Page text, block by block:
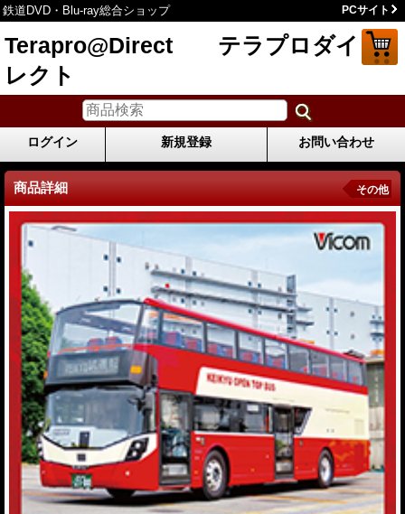
鉄道DVD・Blu-ray総合ショップ PCサイト
Terapro@Direct テラプロダイ
レクト
ログイン 新規登録 お問い合わせ
商品詳細 その他